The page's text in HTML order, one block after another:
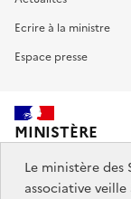
Ecrire à la ministre
Espace presse
MINISTÈRE
DES SPORTS,
DE LA
ET DE LA VIE
Le ministère des
associative